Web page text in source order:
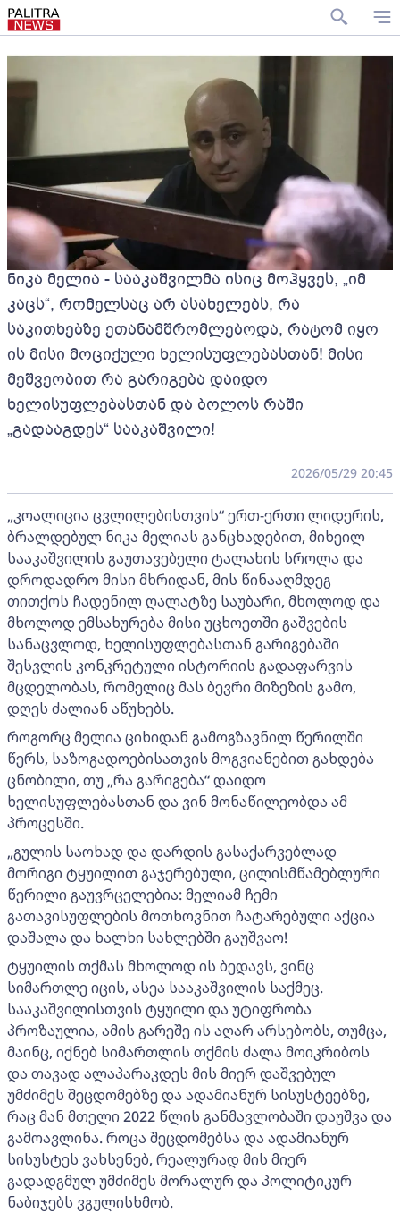
ნიკა მელია - სააკაშვილმა ისიც მოჰყვეს, „იმ
კაცს“, რომელსაც არ ასახელებს, რა
საკითხებზე ეთანამშრომლებოდა, რატომ იყო
ის მისი მოციქული ხელისუფლებასთან! მისი
მეშვეობით რა გარიგება დაიდო
ხელისუფლებასთან და ბოლოს რაში
„გადააგდეს“ სააკაშვილი!
2026/05/29 20:45
„კოალიცია ცვლილებისთვის“ ერთ-ერთი ლიდერის,
ბრალდებულ ნიკა მელიას განცხადებით, მიხეილ
სააკაშვილის გაუთავებელი ტალახის სროლა და
დროდადრო მისი მხრიდან, მის წინააღმდეგ
თითქოს ჩადენილ ღალატზე საუბარი, მხოლოდ და
მხოლოდ ემსახურება მისი უცხოეთში გაშვების
სანაცვლოდ, ხელისუფლებასთან გარიგებაში
შესვლის კონკრეტული ისტორიის გადაფარვის
მცდელობას, რომელიც მას ბევრი მიზეზის გამო,
დღეს ძალიან აწუხებს.
როგორც მელია ციხიდან გამოგზავნილ წერილში
წერს, საზოგადოებისათვის მოგვიანებით გახდება
ცნობილი, თუ „რა გარიგება“ დაიდო
ხელისუფლებასთან და ვინ მონაწილეობდა ამ
პროცესში.
„გულის საოხად და დარდის გასაქარვებლად
მორიგი ტყუილით გაჯერებული, ცილისმწამებლური
წერილი გაუვრცელებია: მელიამ ჩემი
გათავისუფლების მოთხოვნით ჩატარებული აქცია
დაშალა და ხალხი სახლებში გაუშვაო!
ტყუილის თქმას მხოლოდ ის ბედავს, ვინც
სიმართლე იცის, ასეა სააკაშვილის საქმეც.
სააკაშვილისთვის ტყუილი და უტიფრობა
პროზაულია, ამის გარეშე ის აღარ არსებობს, თუმცა,
მაინც, იქნებ სიმართლის თქმის ძალა მოიკრიბოს
და თავად ალაპარაკდეს მის მიერ დაშვებულ
უმძიმეს შეცდომებზე და ადამიანურ სისუსტეებზე,
რაც მან მთელი 2022 წლის განმავლობაში დაუშვა და
გამოავლინა. როცა შეცდომებსა და ადამიანურ
სისუსტეს ვახსენებ, რეალურად მის მიერ
გადადგმულ უმძიმეს მორალურ და პოლიტიკურ
ნაბიჯებს ვგულისხმობ.